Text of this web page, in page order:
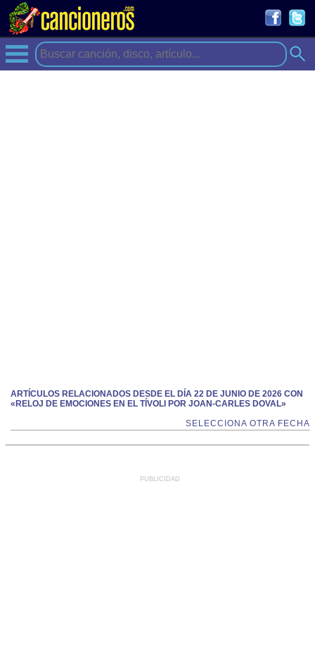
ARTÍCULOS RELACIONADOS DESDE EL DÍA 22 DE JUNIO DE 2026 CON
«RELOJ DE EMOCIONES EN EL TÍVOLI POR JOAN-CARLES DOVAL»
SELECCIONA OTRA FECHA
PUBLICIDAD